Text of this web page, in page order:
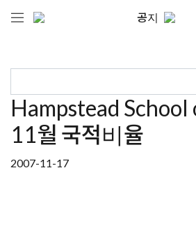
공지
Hampstead
11월 국적비율
2007-11-17